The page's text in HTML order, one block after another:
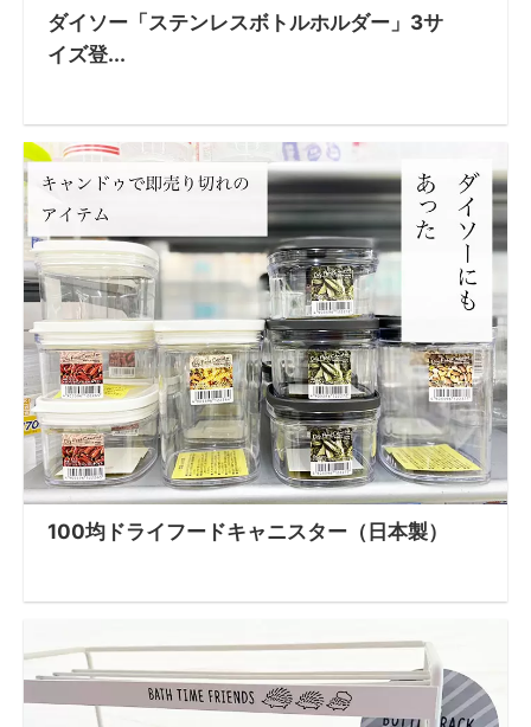
ダイソー「ステンレスボトルホルダー」3サ
イズ登...
100均ドライフードキャニスター（日本製）